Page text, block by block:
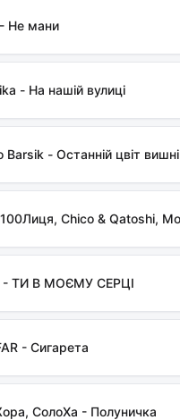
- Не мани
- На нашій вулиці
Barsik - Останній цвіт вишні
- ТИ В МОЄМУ СЕРЦІ
- Сигарета
СолоХа - Полуничка